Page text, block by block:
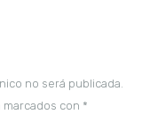
no será publicada.
con *